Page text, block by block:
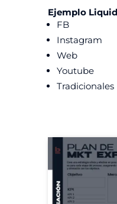
Ejemplo
FB
Instagram
Web
Youtube
Tradicionales